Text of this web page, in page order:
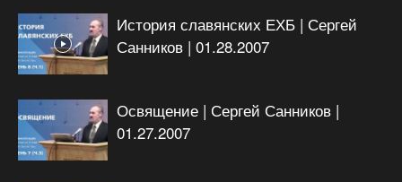
История славянских ЕХБ | Сергей
Санников | 01.28.2007
Освящение | Сергей Санников |
01.27.2007